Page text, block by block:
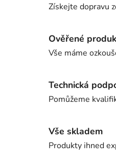
Získejte dopravu
Ověřené
Vše máme
Technická
Pomůžeme
Vše skladem
Produkty ihned